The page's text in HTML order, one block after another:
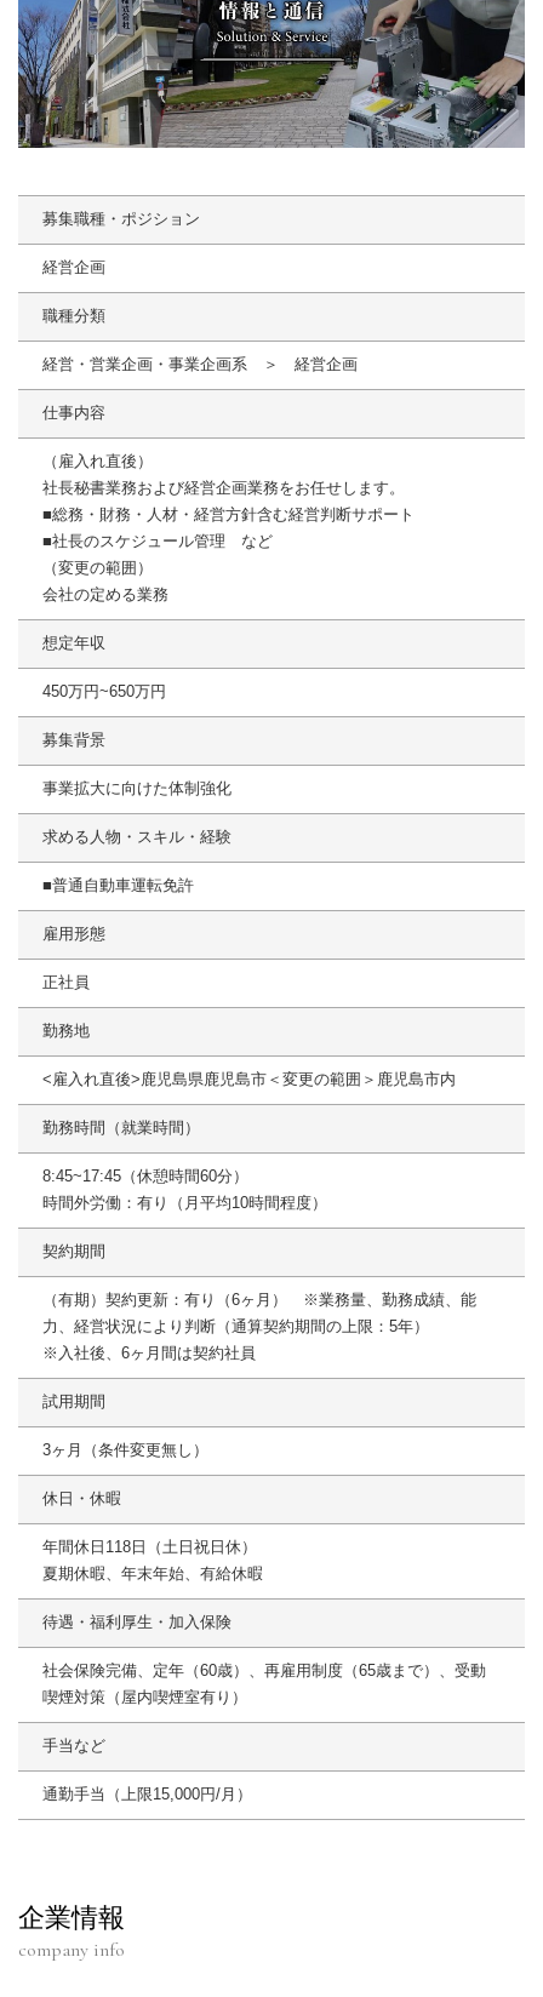
募集職種・ポジション
経営企画
職種分類
経営・営業企画・事業企画系 ＞ 経営企画
仕事内容
（雇入れ直後）
社長秘書業務および経営企画業務をお任せします。
■総務・財務・人材・経営方針含む経営判断サポート
■社長のスケジュール管理 など
（変更の範囲）
会社の定める業務
想定年収
450万円~650万円
募集背景
事業拡大に向けた体制強化
求める人物・スキル・経験
■普通自動車運転免許
雇用形態
正社員
勤務地
<雇入れ直後>鹿児島県鹿児島市＜変更の範囲＞鹿児島市内
勤務時間（就業時間）
8:45~17:45（休憩時間60分）
時間外労働：有り（月平均10時間程度）
契約期間
（有期）契約更新：有り（6ヶ月） ※業務量、勤務成績、能
力、経営状況により判断（通算契約期間の上限：5年）
※入社後、6ヶ月間は契約社員
試用期間
3ヶ月（条件変更無し）
休日・休暇
年間休日118日（土日祝日休）
夏期休暇、年末年始、有給休暇
待遇・福利厚生・加入保険
社会保険完備、定年（60歳）、再雇用制度（65歳まで）、受動
喫煙対策（屋内喫煙室有り）
手当など
通勤手当（上限15,000円/月）
企業情報
company info